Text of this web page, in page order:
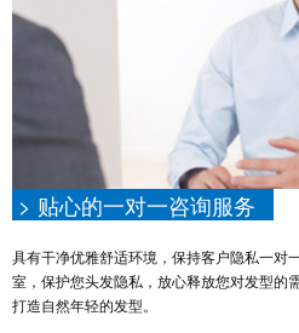
> 贴心的一对一咨询服务
具有干净优雅舒适环境，保持客户隐私一对
室，保护您头发隐私，放心释放您对发型的
打造自然年轻的发型。